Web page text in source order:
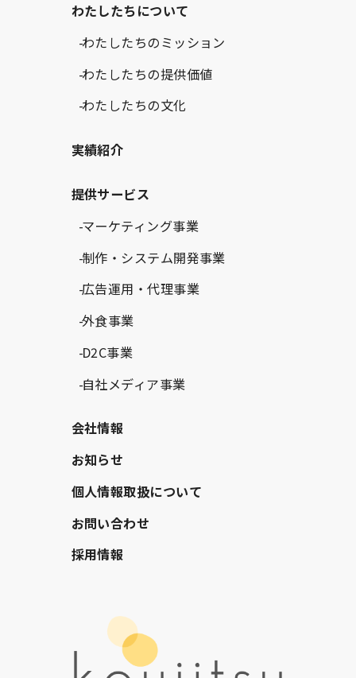
わたしたちについて
わたしたちのミッション
わたしたちの提供価値
わたしたちの文化
実績紹介
提供サービス
マーケティング事業
制作・システム開発事業
広告運用・代理事業
外食事業
D2C事業
自社メディア事業
会社情報
お知らせ
個人情報取扱について
お問い合わせ
採用情報